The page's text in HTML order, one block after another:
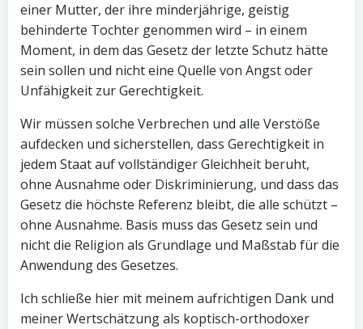
einer Mutter, der ihre minderjährige, geistig
behinderte Tochter genommen wird – in einem
Moment, in dem das Gesetz der letzte Schutz hätte
sein sollen und nicht eine Quelle von Angst oder
Unfähigkeit zur Gerechtigkeit.
Wir müssen solche Verbrechen und alle Verstöße
aufdecken und sicherstellen, dass Gerechtigkeit in
jedem Staat auf vollständiger Gleichheit beruht,
ohne Ausnahme oder Diskriminierung, und dass das
Gesetz die höchste Referenz bleibt, die alle schützt –
ohne Ausnahme. Basis muss das Gesetz sein und
nicht die Religion als Grundlage und Maßstab für die
Anwendung des Gesetzes.
Ich schließe hier mit meinem aufrichtigen Dank und
meiner Wertschätzung als koptisch-orthodoxer